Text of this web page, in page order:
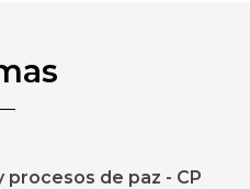
procesos de paz - CP